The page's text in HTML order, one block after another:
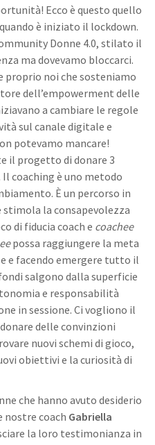
Ecco è questo quello
è iniziato il lockdown.
Donne 4.0, stilato il
ma dovevamo bloccarci.
proprio noi che sosteniamo
dell’empowerment delle
a cambiare le regole
sul canale digitale e
potevamo mancare!
il progetto di donare 3
Il coaching è uno metodo
È un percorso in
stimola la consapevolezza
di fiducia coach e coachee
possa raggiungere la meta
e facendo emergere tutto il
salgono dalla superficie
e responsabilità
in sessione. Ci vogliono il
delle convinzioni
nuovi schemi di gioco,
obiettivi e la curiosità di
che hanno avuto desiderio
nostre coach Gabriella
la loro testimonianza in